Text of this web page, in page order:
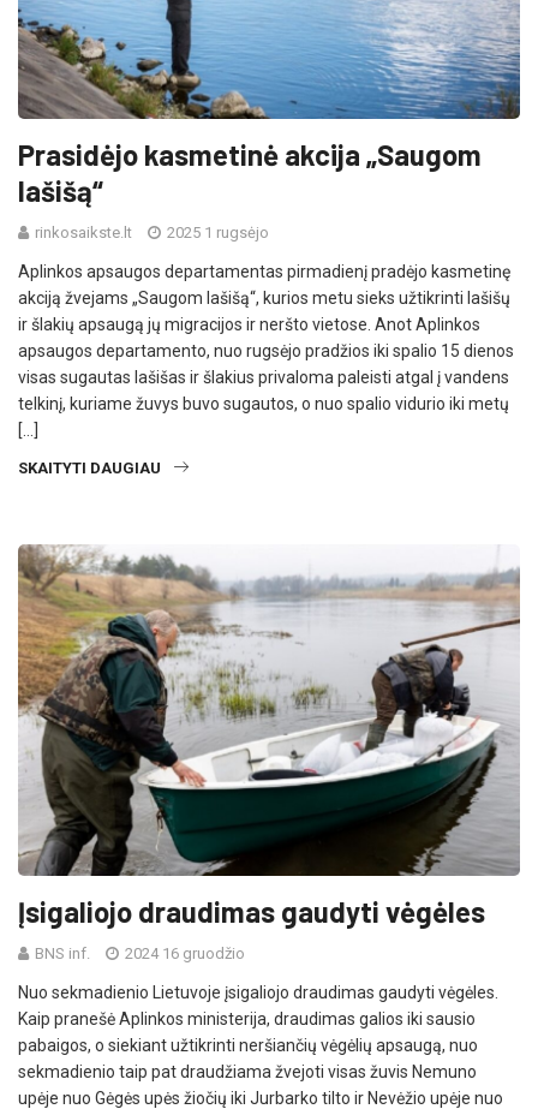
Prasidėjo kasmetinė akcija „Saugom
lašišą“
rinkosaikste.lt 2025 1 rugsėjo
Aplinkos apsaugos departamentas pirmadienį pradėjo kasmetinę
akciją žvejams „Saugom lašišą“, kurios metu sieks užtikrinti lašišų
ir šlakių apsaugą jų migracijos ir neršto vietose. Anot Aplinkos
apsaugos departamento, nuo rugsėjo pradžios iki spalio 15 dienos
visas sugautas lašišas ir šlakius privaloma paleisti atgal į vandens
telkinį, kuriame žuvys buvo sugautos, o nuo spalio vidurio iki metų
[…]
SKAITYTI DAUGIAU
Įsigaliojo draudimas gaudyti vėgėles
BNS inf. 2024 16 gruodžio
Nuo sekmadienio Lietuvoje įsigaliojo draudimas gaudyti vėgėles.
Kaip pranešė Aplinkos ministerija, draudimas galios iki sausio
pabaigos, o siekiant užtikrinti neršiančių vėgėlių apsaugą, nuo
sekmadienio taip pat draudžiama žvejoti visas žuvis Nemuno
upėje nuo Gėgės upės žiočių iki Jurbarko tilto ir Nevėžio upėje nuo